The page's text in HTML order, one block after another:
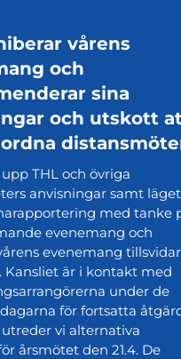
vårens
och
sina
och utskott
THL och övriga
anvisningar samt läget
med tanke
evenemang och
evenemang
Kansliet är i kontakt med
under de
för fortsatta
vi alternativa
årsmötet den 21.4. De